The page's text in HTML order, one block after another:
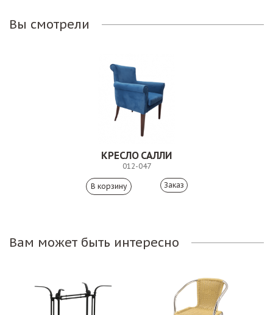
Вы смотрели
КРЕСЛО САЛЛИ
012-047
Заказ
Вам может быть интересно